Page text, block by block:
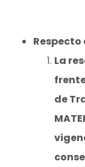
Respecto
La
de